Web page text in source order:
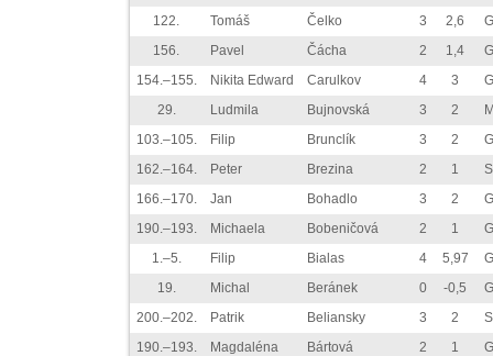
122.
Tomáš Čelko 3 2,6
156.
Pavel Čácha 2 1,4
154.–155.
Nikita Edward Carulkov 4 3
29.
Ludmila Bujnovská 3 2
103.–105.
Filip Brunclík 3 2
162.–164.
Peter Brezina 2 1
166.–170.
Jan Bohadlo 3 2
190.–193.
Michaela Bobeničová 2 1
1.–5.
Filip Bialas 4 5,97
19.
Michal Beránek 0 -0,5
200.–202.
Patrik Beliansky 3 2
190.–193.
Magdaléna Bártová 2 1